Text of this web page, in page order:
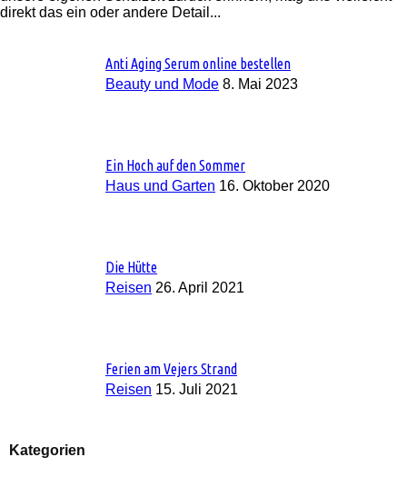
direkt das ein oder andere Detail...
Anti Aging Serum online bestellen
Beauty und Mode 8. Mai 2023
Ein Hoch auf den Sommer
Haus und Garten 16. Oktober 2020
Die Hütte
Reisen 26. April 2021
Ferien am Vejers Strand
Reisen 15. Juli 2021
Kategorien